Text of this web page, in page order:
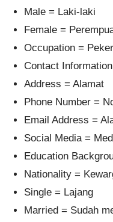
Male = Laki-laki
Female =
Occupation =
Contact
Address = Alamat
Phone Number =
Email Address =
Social Media =
Education
Nationality =
Single = Lajang
Married = Sudah